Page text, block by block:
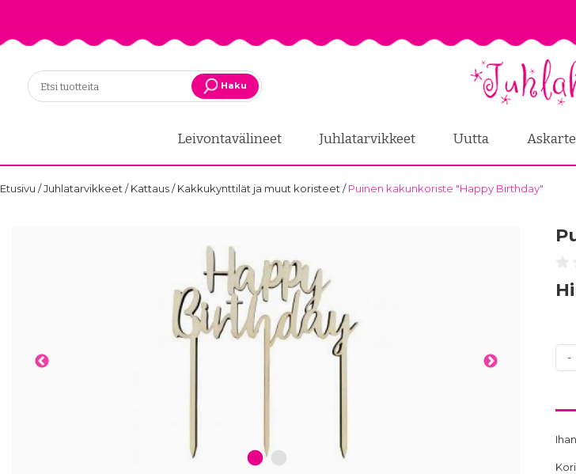
Haku
Leivontavälineet Juhlatarvikkeet Uutta
Etusivu /Juhlatarvikkeet /Kattaus/Kakkukynttilät ja muut koristeet /Puinen kakunkoriste "Happy Birthday"
1 2
-